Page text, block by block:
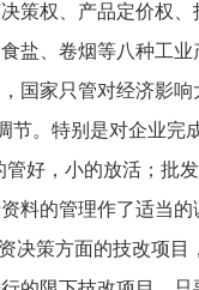
策权、产品定价权
盐、卷烟等八种工
国家只管对经济影
。特别是对企业完
好，小的放活；批
料的管理作了适当
策方面的技改项目